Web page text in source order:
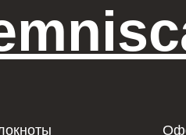
Доставка
Оформить разворот